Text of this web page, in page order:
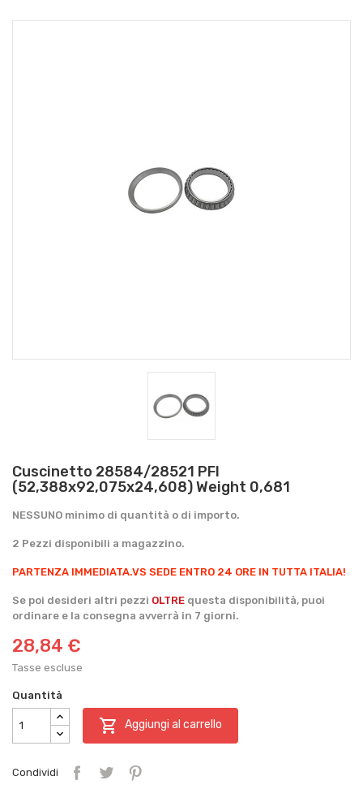
Cuscinetto 28584/28521 PFI
(52,388x92,075x24,608) Weight 0,681
NESSUNO minimo di quantità o di importo.
2 Pezzi disponibili a magazzino.
PARTENZA IMMEDIATA.VS SEDE ENTRO 24 ORE IN TUTTA ITALIA!
Se poi desideri altri pezzi OLTRE questa disponibilità, puoi
ordinare e la consegna avverrà in 7 giorni.
28,84 €
Tasse escluse
Quantità
 Aggiungi al carrello
Condividi